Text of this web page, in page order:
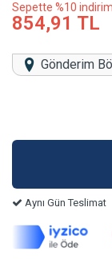
Sepette %10 indirim
854,91 TL
Gönderim
Aynı Gün Teslimat